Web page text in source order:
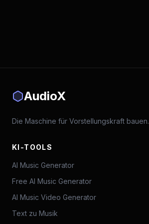
AudioX
Die Maschine für Vorstellungskraft bauen.
KI-TOOLS
AI Music Generator
Free AI Music Generator
AI Music Video Generator
Text zu Musik